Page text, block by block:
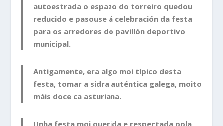
autoestrada o espazo do torreiro quedou
reducido e pasouse á celebración da festa
para os arredores do pavillón deportivo
municipal.
Antigamente, era algo moi típico desta
festa, tomar a sidra auténtica galega, moito
máis doce ca asturiana.
Unha festa moi querida e respectada pola